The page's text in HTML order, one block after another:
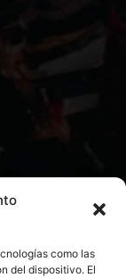
como las
del dispositivo. El